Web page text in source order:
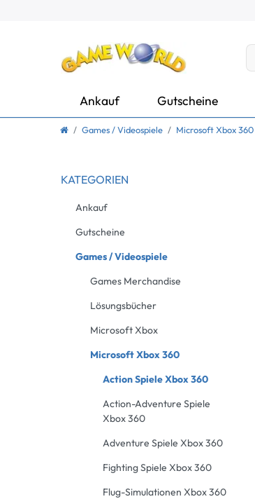
Ankauf Gutscheine
Games / Videospiele Microsoft Xbox 360
KATEGORIEN
Ankauf
Gutscheine
Games / Videospiele
Games Merchandise
Lösungsbücher
Microsoft Xbox
Microsoft Xbox 360
Action Spiele Xbox 360
Action-Adventure Spiele
Xbox 360
Adventure Spiele Xbox 360
Fighting Spiele Xbox 360
Flug-Simulationen Xbox 360